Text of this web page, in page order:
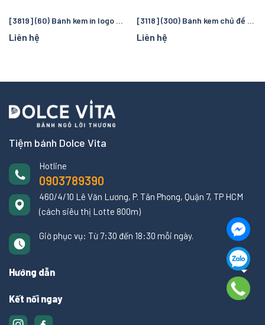
[3819] (60) Bánh kem in logo Manchester City – Quà tặng sinh nhật hoàn hảo cho fan bóng đá
Liên hệ
[3118] (300) Bánh kem chủ đề cướp biển và đại dương – Chuyến truy tìm kho báu kỳ thú cho bé
Liên hệ
Tiệm bánh Dolce Vita
Hotline
0903789390
460/4/10 Lê Văn Lương, P. Tân Phong, Quận 7, TP HCM
(cách siêu thị Lotte 800m)
Giờ phục vụ: Từ 7:30 đến 18:30 mỗi ngày.
Hướng dẫn
Kết nối ngay